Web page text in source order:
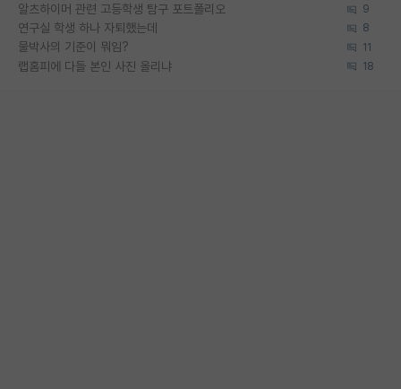
알츠하이머 관련 고등학생 탐구 포트폴리오 9
연구실 학생 하나 자퇴했는데 8
물박사의 기준이 뭐임? 11
랩홈피에 다들 본인 사진 올리냐 18